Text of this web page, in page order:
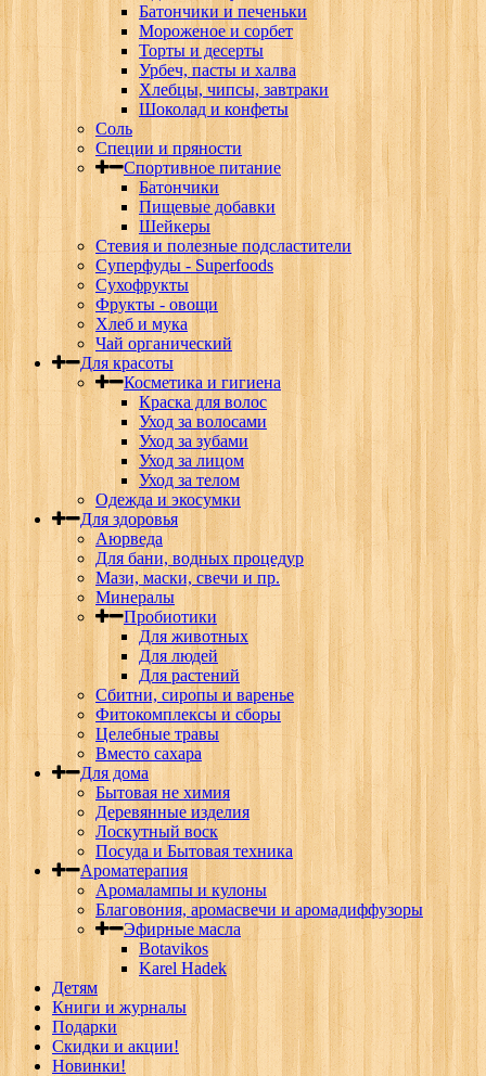
Батончики и печеньки
Мороженое и сорбет
Торты и десерты
Урбеч, пасты и халва
Хлебцы, чипсы, завтраки
Шоколад и конфеты
Соль
Специи и пряности
Спортивное питание
Батончики
Пищевые добавки
Шейкеры
Стевия и полезные подсластители
Суперфуды - Superfoods
Сухофрукты
Фрукты - овощи
Хлеб и мука
Чай органический
Для красоты
Косметика и гигиена
Краска для волос
Уход за волосами
Уход за зубами
Уход за лицом
Уход за телом
Одежда и экосумки
Для здоровья
Аюрведа
Для бани, водных процедур
Мази, маски, свечи и пр.
Минералы
Пробиотики
Для животных
Для людей
Для растений
Сбитни, сиропы и варенье
Фитокомплексы и сборы
Целебные травы
Вместо сахара
Для дома
Бытовая не химия
Деревянные изделия
Лоскутный воск
Посуда и Бытовая техника
Ароматерапия
Аромалампы и кулоны
Благовония, аромасвечи и аромадиффузоры
Эфирные масла
Botavikos
Karel Hadek
Детям
Книги и журналы
Подарки
Скидки и акции!
Новинки!